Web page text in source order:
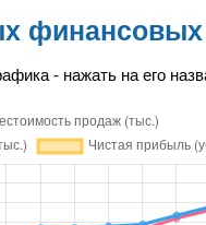
- нажать на его